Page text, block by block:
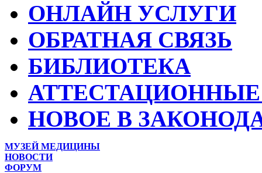
ОНЛАЙН УСЛУГИ
ОБРАТНАЯ СВЯЗЬ
БИБЛИОТЕКА
НОВОЕ В
МУЗЕЙ МЕДИЦИНЫ
НОВОСТИ
ФОРУМ